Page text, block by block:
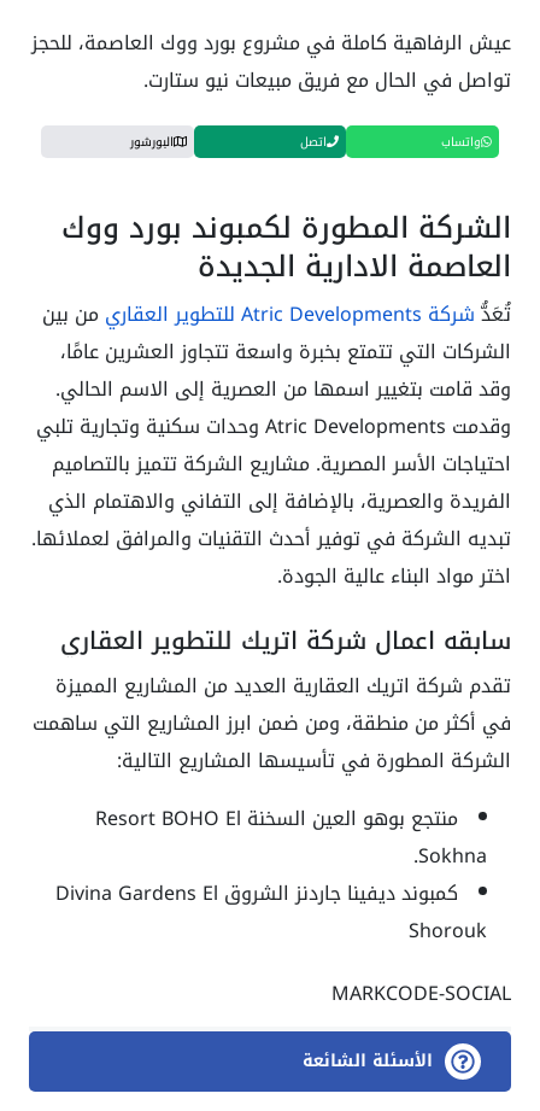
عيش الرفاهية كاملة في مشروع بورد ووك العاصمة، للحجز
تواصل في الحال مع فريق مبيعات نيو ستارت.
واتساب اتصل البورشور
الشركة المطورة لكمبوند بورد ووك
العاصمة الادارية الجديدة
تُعَدُّشركة Atric Developments للتطوير العقاري
من بين
الشركات التي تتمتع بخبرة واسعة تتجاوز العشرين عامًا،
وقد قامت بتغيير اسمها من العصرية إلى الاسم الحالي.
وقدمت Atric Developments وحدات سكنية وتجارية تلبي
احتياجات الأسر المصرية. مشاريع الشركة تتميز بالتصاميم
الفريدة والعصرية، بالإضافة إلى التفاني والاهتمام الذي
تبديه الشركة في توفير أحدث التقنيات والمرافق لعملائها.
اختر مواد البناء عالية الجودة.
سابقه اعمال شركة اتريك للتطوير العقاري
تقدم شركة اتريك العقارية العديد من المشاريع المميزة
في أكثر من منطقة، ومن ضمن ابرز المشاريع التي ساهمت
الشركة المطورة في تأسيسها المشاريع التالية:
منتجع بوهو العين السخنة Resort BOHO El
Sokhna.
كمبوند ديفينا جاردنز الشروق Divina Gardens El
Shorouk
MARKCODE-SOCIAL
الأسئلة الشائعة